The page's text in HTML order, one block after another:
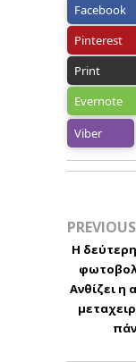
Facebook
Pinterest
Print
Evernote
Viber
Η
Ανθίζει η